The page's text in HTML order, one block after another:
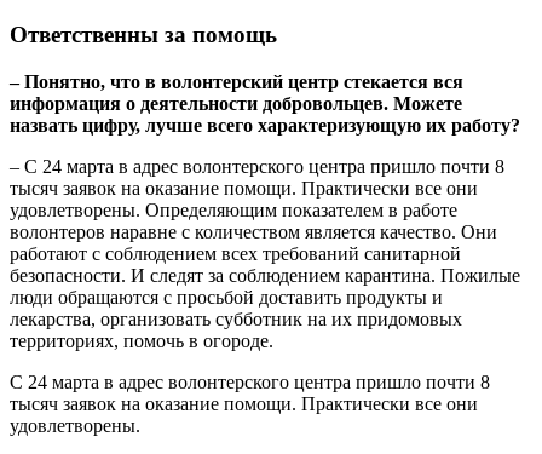
Ответственны за помощь
– Понятно, что в волонтерский центр стекается вся
информация о деятельности добровольцев. Можете
назвать цифру, лучше всего характеризующую их работу?
– С 24 марта в адрес волонтерского центра пришло почти 8
тысяч заявок на оказание помощи. Практически все они
удовлетворены. Определяющим показателем в работе
волонтеров наравне с количеством является качество. Они
работают с соблюдением всех требований санитарной
безопасности. И следят за соблюдением карантина. Пожилые
люди обращаются с просьбой доставить продукты и
лекарства, организовать субботник на их придомовых
территориях, помочь в огороде.
С 24 марта в адрес волонтерского центра пришло почти 8
тысяч заявок на оказание помощи. Практически все они
удовлетворены.